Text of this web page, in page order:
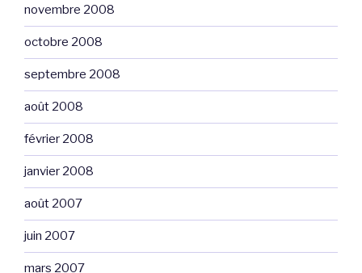
novembre 2008
octobre 2008
septembre 2008
août 2008
février 2008
janvier 2008
août 2007
juin 2007
mars 2007